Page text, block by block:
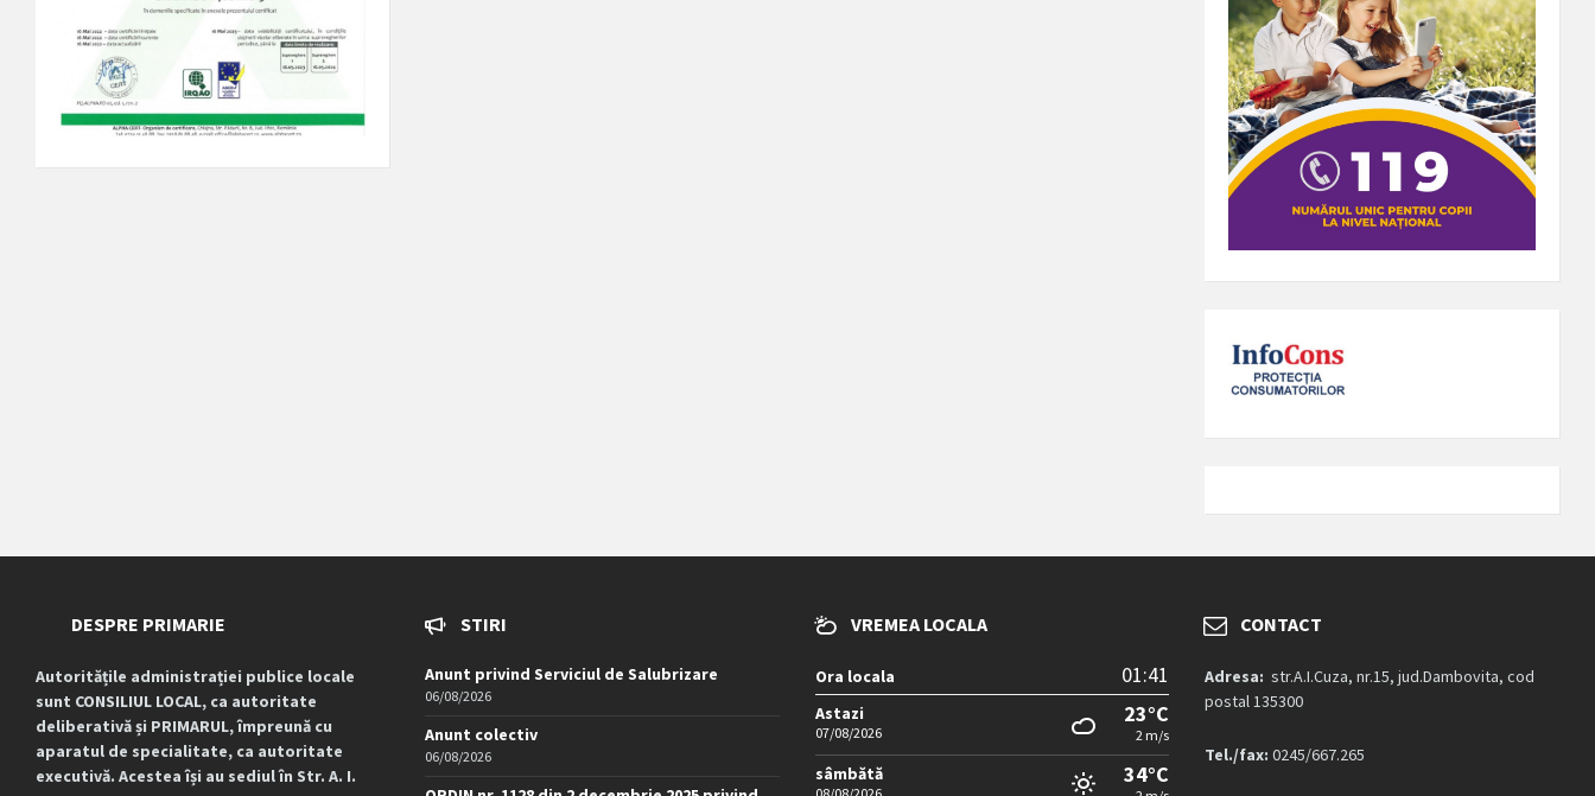
DESPRE PRIMARIE
Autoritățile administrației publice locale
sunt CONSILIUL LOCAL, ca autoritate
deliberativă și PRIMARUL, împreună cu
aparatul de specialitate, ca autoritate
executivă. Acestea își au sediul în Str. A. I.
STIRI
Anunt privind Serviciul de Salubrizare
06/08/2026
Anunt colectiv
06/08/2026
VREMEA LOCALA
Ora locala 01:41
Astazi
07/08/2026
23°C
2 m/s
sâmbătă 34°C
CONTACT
Adresa: str.A.I.Cuza, nr.15, jud.Dambovita, cod
postal 135300
Tel./fax: 0245/667.265